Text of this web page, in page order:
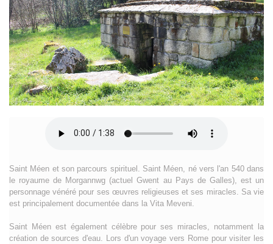
Saint Méen et son parcours spirituel. Saint Méen, né vers l'an 540 dans
le royaume de Morgannwg (actuel Gwent au Pays de Galles), est un
personnage vénéré pour ses œuvres religieuses et ses miracles. Sa vie
est principalement documentée dans la Vita Meveni.
Saint Méen est également célèbre pour ses miracles, notamment la
création de sources d'eau. Lors d'un voyage vers Rome pour visiter les